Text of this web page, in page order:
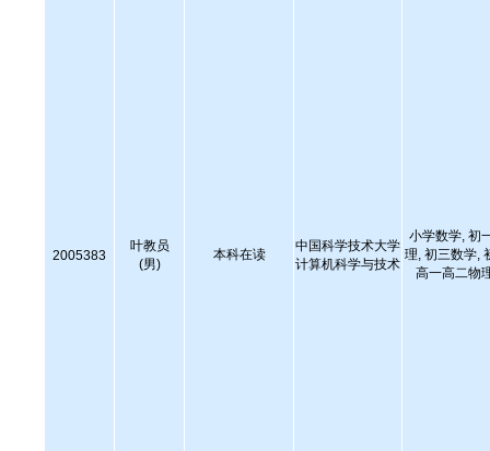
2005383
叶教员
(男)
本科在读
中国科学技术大学
计算机科学与技术
小学数学, 初
理, 初三数学,
高一高二物